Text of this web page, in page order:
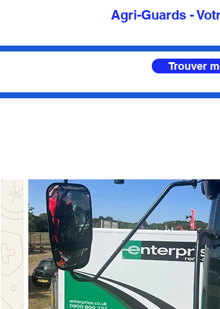
Agri-Guards -
Trouver